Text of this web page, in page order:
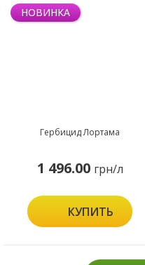
НОВИНКА
Гербицид Лортама
1 496.00 грн/л
КУПИТЬ